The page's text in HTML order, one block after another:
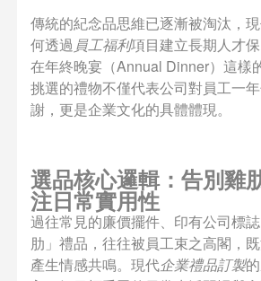
傳統的紀念品思維已逐漸被淘汰，
何透過 員工福利項目建立長期人才
在年終晚宴（Annual Dinner）這樣
挑選的禮物不僅代表公司對員工一
謝，更是企業文化的具體體現。
選品核心邏輯：告別雞
注日常實用性
過往常見的廉價擺件、印有公司標
肋」禮品，往往被員工束之高閣，
產生情感共鳴。現代企業禮品訂製